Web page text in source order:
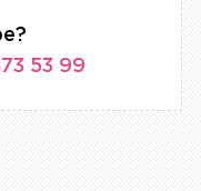
53 99